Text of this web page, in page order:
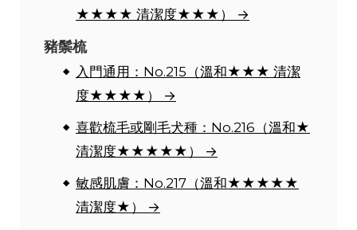
★★★★ 清潔度★★★） →
豬鬃梳
入門通用：No.215（溫和★★★ 清潔
度★★★★） →
喜歡梳毛或剛毛犬種：No.216（溫和★
清潔度★★★★★） →
敏感肌膚：No.217（溫和★★★★★
清潔度★） →